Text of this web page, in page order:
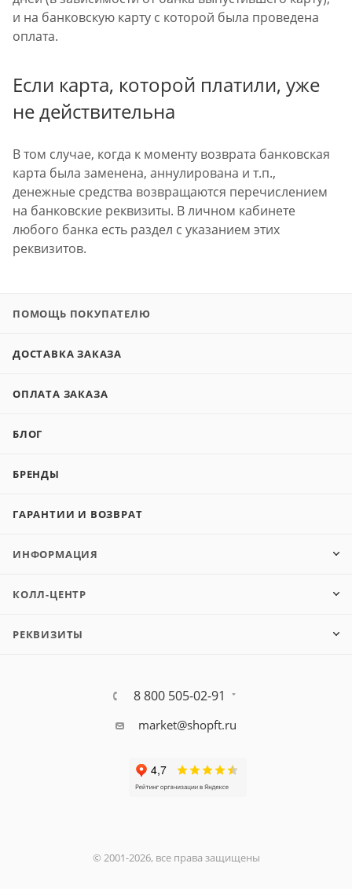
и на банковскую карту с которой была проведена
оплата.
Если карта, которой платили, уже
не действительна
В том случае, когда к моменту возврата банковская
карта была заменена, аннулирована и т.п.,
денежные средства возвращаются перечислением
на банковские реквизиты. В личном кабинете
любого банка есть раздел с указанием этих
реквизитов.
ПОМОЩЬ ПОКУПАТЕЛЮ
ДОСТАВКА ЗАКАЗА
ОПЛАТА ЗАКАЗА
БЛОГ
БРЕНДЫ
ГАРАНТИИ И ВОЗВРАТ
ИНФОРМАЦИЯ
КОЛЛ-ЦЕНТР
РЕКВИЗИТЫ
8 800 505-02-91
market@shopft.ru
© 2001-2026, все права защищены